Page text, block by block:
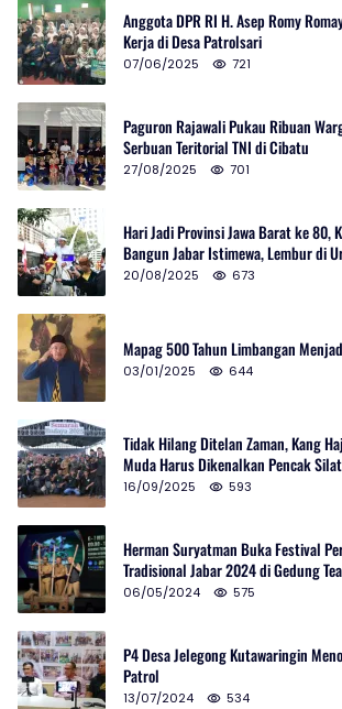
Anggota DPR RI H. Asep Romy
Kerja di Desa Patrolsari
07/06/2025 721
Paguron Rajawali Pukau Ribuan
Serbuan Teritorial TNI di Cibatu
27/08/2025 701
Hari Jadi Provinsi Jawa Barat ke 80,
Bangun Jabar Istimewa, Lembur di
20/08/2025 673
Mapag 500 Tahun Limbangan
03/01/2025 644
Tidak Hilang Ditelan Zaman, Kang
Muda Harus Dikenalkan Pencak Silat
16/09/2025 593
Herman Suryatman Buka Festival
Tradisional Jabar 2024 di Gedung
06/05/2024 575
P4 Desa Jelegong Kutawaringin
Patrol
13/07/2024 534